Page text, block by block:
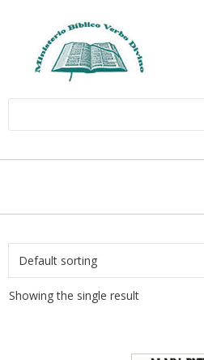
Showing the single result